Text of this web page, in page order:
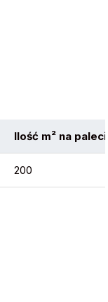
Ilość m² na palecie
200